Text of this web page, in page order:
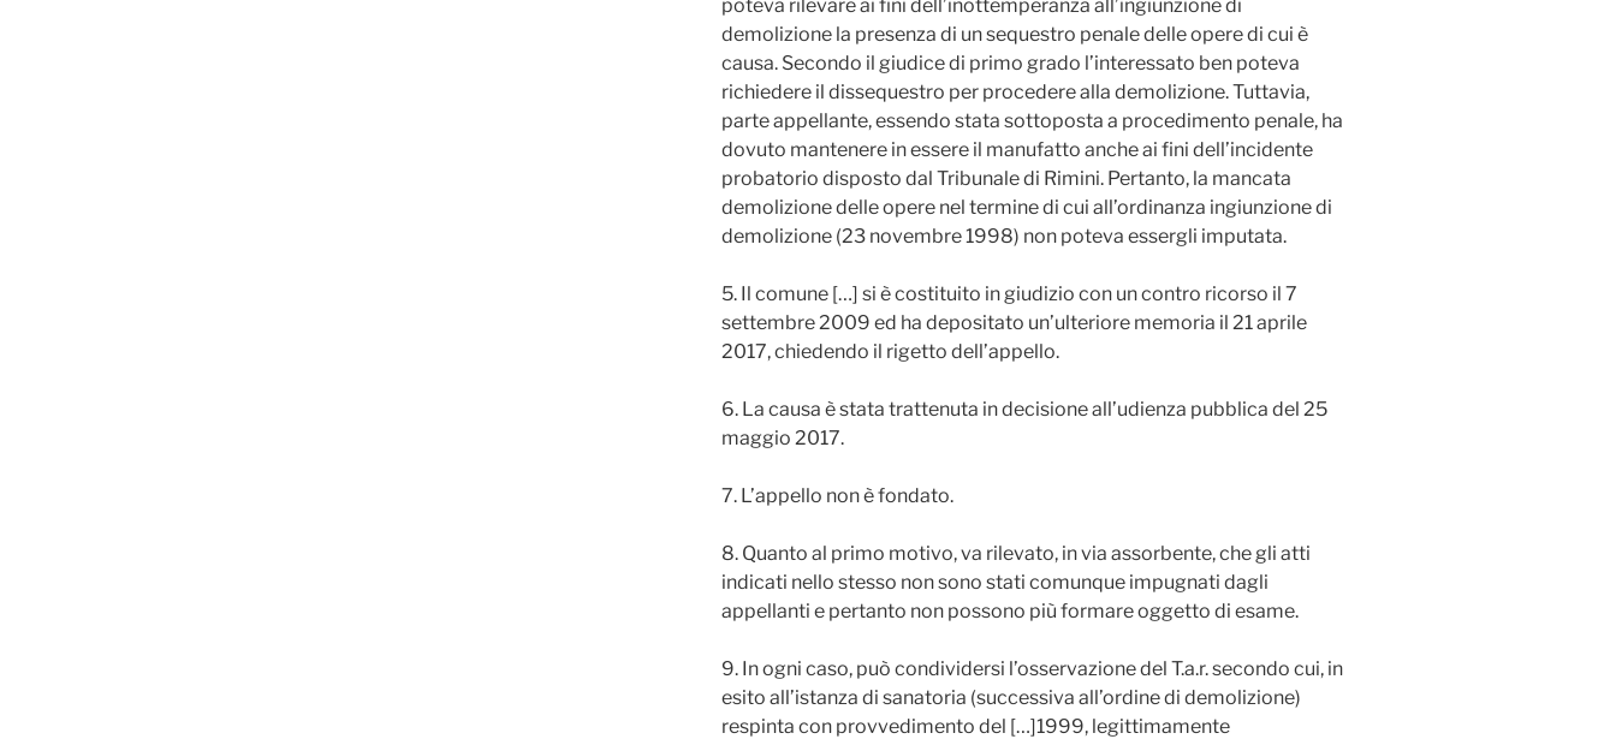
poteva rilevare ai fini dell’inottemperanza all’ingiunzione di
demolizione la presenza di un sequestro penale delle opere di cui è
causa. Secondo il giudice di primo grado l’interessato ben poteva
richiedere il dissequestro per procedere alla demolizione. Tuttavia,
parte appellante, essendo stata sottoposta a procedimento penale, ha
dovuto mantenere in essere il manufatto anche ai fini dell’incidente
probatorio disposto dal Tribunale di Rimini. Pertanto, la mancata
demolizione delle opere nel termine di cui all’ordinanza ingiunzione di
demolizione (23 novembre 1998) non poteva essergli imputata.
5. Il comune […] si è costituito in giudizio con un contro ricorso il 7
settembre 2009 ed ha depositato un’ulteriore memoria il 21 aprile
2017, chiedendo il rigetto dell’appello.
6. La causa è stata trattenuta in decisione all’udienza pubblica del 25
maggio 2017.
7. L’appello non è fondato.
8. Quanto al primo motivo, va rilevato, in via assorbente, che gli atti
indicati nello stesso non sono stati comunque impugnati dagli
appellanti e pertanto non possono più formare oggetto di esame.
9. In ogni caso, può condividersi l’osservazione del T.a.r. secondo cui, in
esito all’istanza di sanatoria (successiva all’ordine di demolizione)
respinta con provvedimento del […]1999, legittimamente